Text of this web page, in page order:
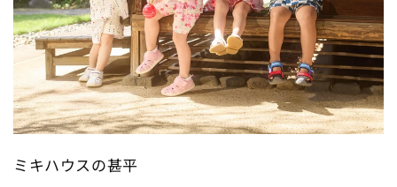
ミキハウスの甚平